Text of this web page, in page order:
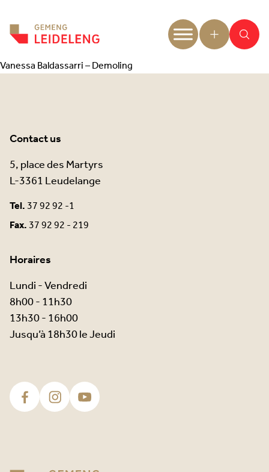
Vanessa Baldassarri – Demoling
Contact us
5, place des Martyrs
L-3361 Leudelange
Tel.37 92 92 -1
Fax.37 92 92 - 219
Horaires
Lundi - Vendredi
8h00 - 11h30
13h30 - 16h00
Jusqu’à 18h30 le Jeudi